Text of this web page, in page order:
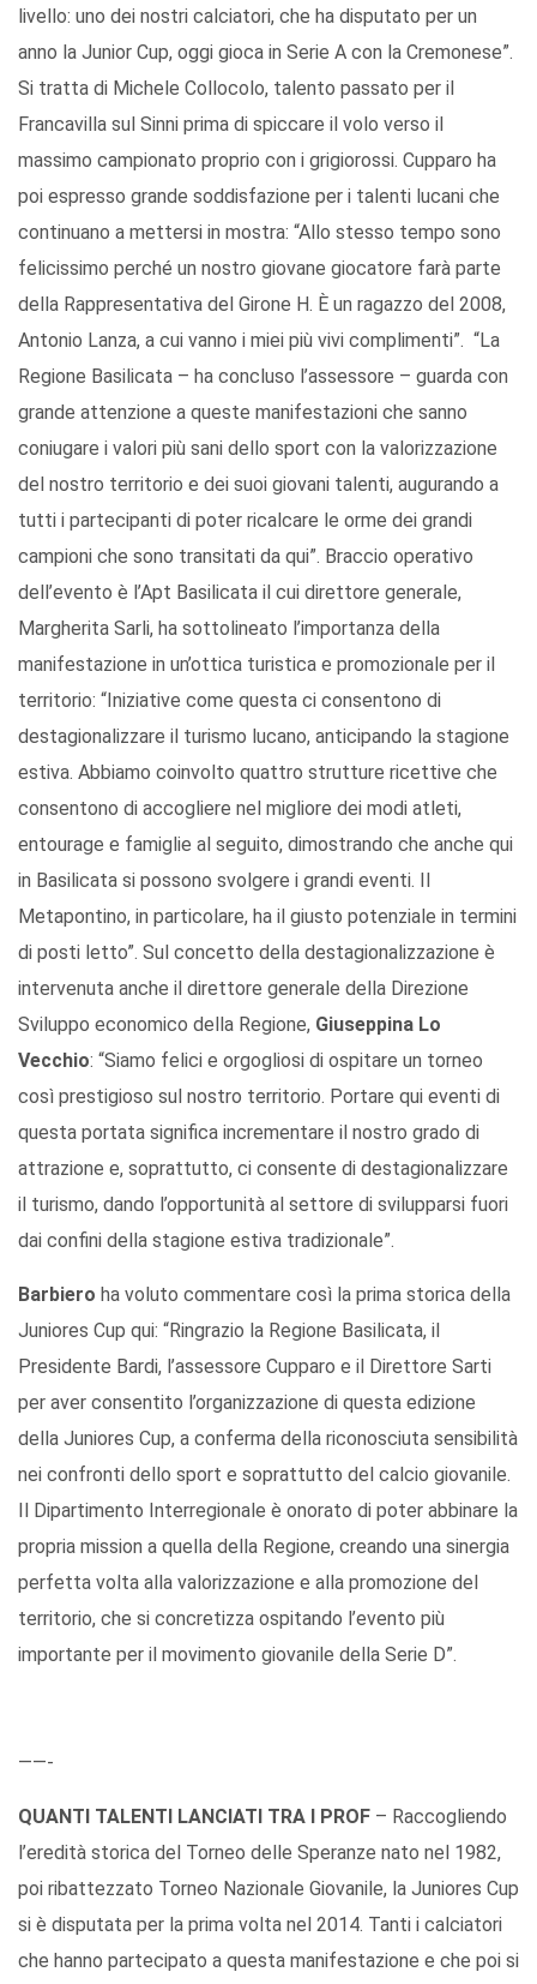
livello: uno dei nostri calciatori, che ha disputato per un
anno la Junior Cup, oggi gioca in Serie A con la Cremonese”.
Si tratta di Michele Collocolo, talento passato per il
Francavilla sul Sinni prima di spiccare il volo verso il
massimo campionato proprio con i grigiorossi. Cupparo ha
poi espresso grande soddisfazione per i talenti lucani che
continuano a mettersi in mostra: “Allo stesso tempo sono
felicissimo perché un nostro giovane giocatore farà parte
della Rappresentativa del Girone H. È un ragazzo del 2008,
Antonio Lanza, a cui vanno i miei più vivi complimenti”. “La
Regione Basilicata – ha concluso l’assessore – guarda con
grande attenzione a queste manifestazioni che sanno
coniugare i valori più sani dello sport con la valorizzazione
del nostro territorio e dei suoi giovani talenti, augurando a
tutti i partecipanti di poter ricalcare le orme dei grandi
campioni che sono transitati da qui”. Braccio operativo
dell’evento è l’Apt Basilicata il cui direttore generale,
Margherita Sarli, ha sottolineato l’importanza della
manifestazione in un’ottica turistica e promozionale per il
territorio: “Iniziative come questa ci consentono di
destagionalizzare il turismo lucano, anticipando la stagione
estiva. Abbiamo coinvolto quattro strutture ricettive che
consentono di accogliere nel migliore dei modi atleti,
entourage e famiglie al seguito, dimostrando che anche qui
in Basilicata si possono svolgere i grandi eventi. Il
Metapontino, in particolare, ha il giusto potenziale in termini
di posti letto”. Sul concetto della destagionalizzazione è
intervenuta anche il direttore generale della Direzione
Sviluppo economico della Regione, Giuseppina Lo
Vecchio: “Siamo felici e orgogliosi di ospitare un torneo
così prestigioso sul nostro territorio. Portare qui eventi di
questa portata significa incrementare il nostro grado di
attrazione e, soprattutto, ci consente di destagionalizzare
il turismo, dando l’opportunità al settore di svilupparsi fuori
dai confini della stagione estiva tradizionale”.
Barbiero ha voluto commentare così la prima storica della
Juniores Cup qui: “Ringrazio la Regione Basilicata, il
Presidente Bardi, l’assessore Cupparo e il Direttore Sarti
per aver consentito l’organizzazione di questa edizione
della Juniores Cup, a conferma della riconosciuta sensibilità
nei confronti dello sport e soprattutto del calcio giovanile.
Il Dipartimento Interregionale è onorato di poter abbinare la
propria mission a quella della Regione, creando una sinergia
perfetta volta alla valorizzazione e alla promozione del
territorio, che si concretizza ospitando l’evento più
importante per il movimento giovanile della Serie D”.
——-
QUANTI TALENTI LANCIATI TRA I PROF – Raccogliendo
l’eredità storica del Torneo delle Speranze nato nel 1982,
poi ribattezzato Torneo Nazionale Giovanile, la Juniores Cup
si è disputata per la prima volta nel 2014. Tanti i calciatori
che hanno partecipato a questa manifestazione e che poi si